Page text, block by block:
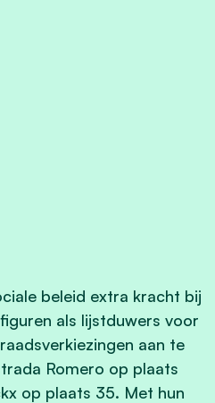
beleid extra kracht bij
als lijstduwers voor
aan te
Romero op plaats
op plaats 35. Met hun